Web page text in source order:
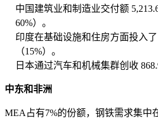
中国建筑业和制造业交付额
60%）。
印度在基础设施和住房方面投入
（15%）。
日本通过汽车和机械集群创收
中东和非洲
MEA占有7%的份额，钢铁需求集中